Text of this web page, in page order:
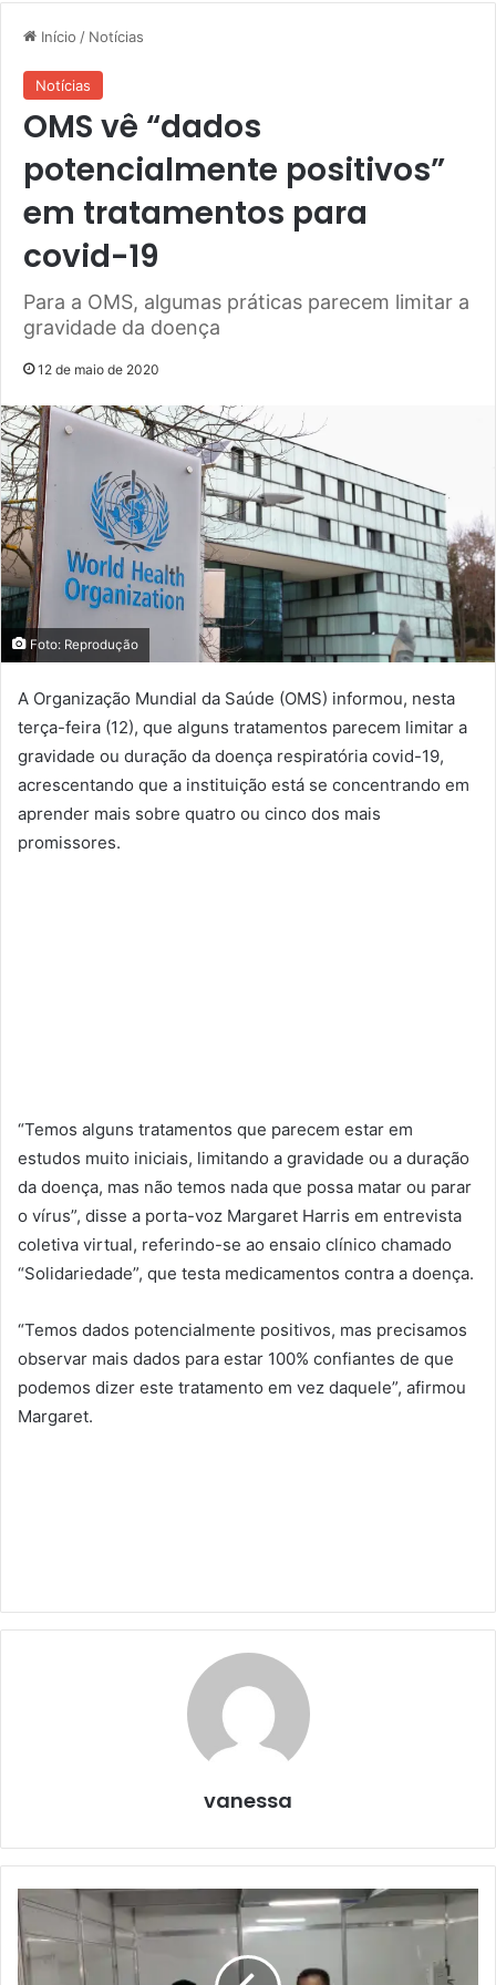
Início / Notícias
Notícias
OMS vê “dados
potencialmente positivos”
em tratamentos para
covid-19
Para a OMS, algumas práticas parecem limitar a
gravidade da doença
12 de maio de 2020
Foto: Reprodução
A Organização Mundial da Saúde (OMS) informou, nesta
terça-feira (12), que alguns tratamentos parecem limitar a
gravidade ou duração da doença respiratória covid-19,
acrescentando que a instituição está se concentrando em
aprender mais sobre quatro ou cinco dos mais
promissores.
“Temos alguns tratamentos que parecem estar em
estudos muito iniciais, limitando a gravidade ou a duração
da doença, mas não temos nada que possa matar ou parar
o vírus”, disse a porta-voz Margaret Harris em entrevista
coletiva virtual, referindo-se ao ensaio clínico chamado
“Solidariedade”, que testa medicamentos contra a doença.
“Temos dados potencialmente positivos, mas precisamos
observar mais dados para estar 100% confiantes de que
podemos dizer este tratamento em vez daquele”, afirmou
Margaret.
vanessa